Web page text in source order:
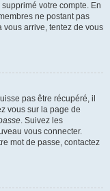
supprimé votre compte. En
ne postant pas
arrive, tentez de vous
pas être récupéré, il
vous sur la page de
. Suivez les
vous connecter.
mot de passe, contactez